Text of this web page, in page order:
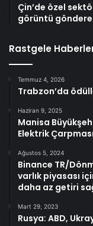
Çin’de özel
görüntü
Rastgele
Temmuz 4, 2026
Trabzon’da
Haziran 9, 2025
Manisa
Elektrik
Ağustos 5, 2024
Binance TR/
varlık piyasası
daha az getiri
Mart 29, 2023
Rusya: ABD,